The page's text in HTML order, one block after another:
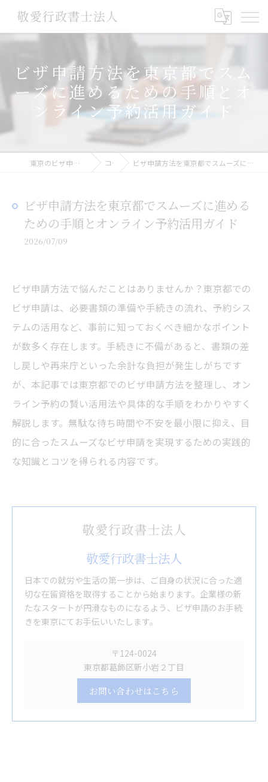
ビザ申請方法を東京都でスム
ーズに進めるための手順とオ
ンライン予約活用ガイド
東京のビザ申請なら敬愛行政書士法人 コラム ビザ申請方法を東京都でスムーズに進めるための手順とオンライン予約活用ガイド
ビザ申請方法を東京都でスムーズに進める
ための手順とオンライン予約活用ガイド
2026/07/09
ビザ申請方法で悩んだことはありませんか？東京都での
ビザ申請は、必要書類の準備や手続きの流れ、予約シス
テムの活用など、事前に知っておくべき細かなポイント
が数多く存在します。手続きに不備があると、書類の差
し戻しや再来庁といった余計な負担が発生しがちです
が、本記事では東京都でのビザ申請方法を整理し、オン
ライン予約の賢い活用法や具体的な手順をわかりやすく
解説します。無駄な待ち時間や不安を最小限に抑え、目
的に合ったスムーズなビザ申請を実現するための実践的
な知識とコツを得られる内容です。
敬愛行政書士法人
日本での就労や生活の第一歩は、ご自身の状況に合った適
切な在留資格を取得することから始まります。企業様の新
たなスタートが円滑なものになるよう、ビザ申請のお手続
きを東京にてお手伝いいたします。
〒124-0024
東京都葛飾区新小岩２丁目
お問い合わせはこちら